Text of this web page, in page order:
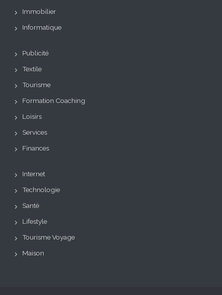
Immobilier
Informatique
Publicité
Textile
Tourisme
Formation Coaching
Loisirs
Services
Finances
Internet
Technologie
Santé
Lifestyle
Tourisme Voyage
Maison